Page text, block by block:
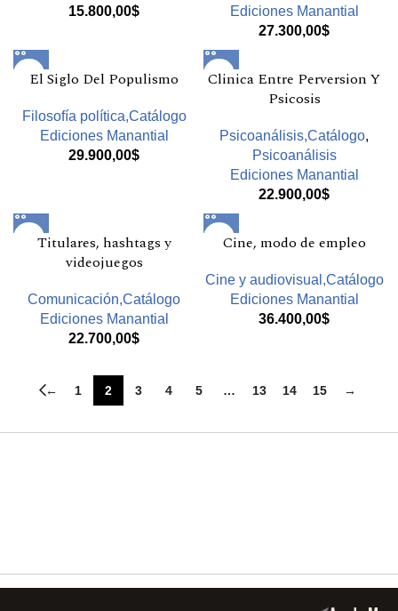
15.800,00$
Ediciones Manantial
27.300,00$
El Siglo Del Populismo
Filosofía política,Catálogo
Ediciones Manantial
29.900,00$
Clinica Entre Perversion Y
Psicosis
Psicoanálisis,Catálogo,
Psicoanálisis
Ediciones Manantial
22.900,00$
Titulares, hashtags y
videojuegos
Comunicación,Catálogo
Ediciones Manantial
22.700,00$
Cine, modo de empleo
Cine y audiovisual,Catálogo
Ediciones Manantial
36.400,00$
← 1 2 3 4 5 … 13 14 15 →